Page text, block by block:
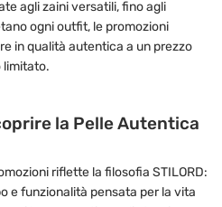
agli zaini versatili, fino agli
ogni outfit, le promozioni
in qualità autentica a un prezzo
limitato.
la Pelle Autentica
riflette la filosofia STILORD:
e funzionalità pensata per la vita